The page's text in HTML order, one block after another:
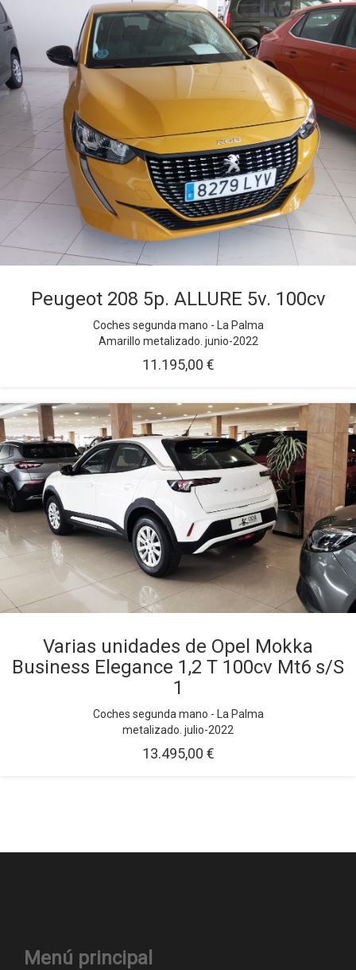
Peugeot 208 5p. ALLURE 5v. 100cv
Coches segunda mano - La Palma
Amarillo metalizado. junio-2022
11.195,00 €
Varias unidades de Opel Mokka
Business Elegance 1,2 T 100cv Mt6 s/S
1
Coches segunda mano - La Palma
metalizado. julio-2022
13.495,00 €
Menú principal